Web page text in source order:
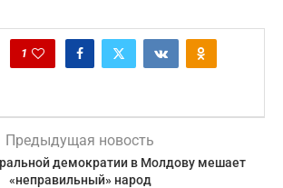
1
Предыдущая новость
демократии в Молдову мешает
«неправильный» народ